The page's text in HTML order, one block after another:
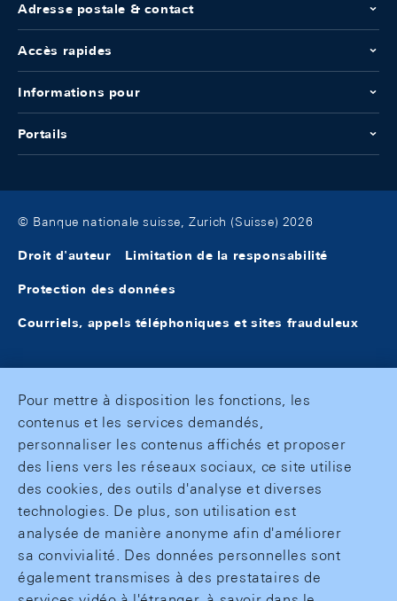
Adresse postale & contact
Accès rapides
Informations pour
Portails
© Banque nationale suisse, Zurich (Suisse) 2026
Droit d'auteur Limitation de la responsabilité
Protection des données
Courriels, appels téléphoniques et sites frauduleux
Pour mettre à disposition les fonctions, les
contenus et les services demandés,
personnaliser les contenus affichés et proposer
des liens vers les réseaux sociaux, ce site utilise
des cookies, des outils d'analyse et diverses
technologies. De plus, son utilisation est
analysée de manière anonyme afin d'améliorer
sa convivialité. Des données personnelles sont
également transmises à des prestataires de